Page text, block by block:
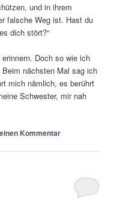
und in ihrem
falsche Weg ist. Hast du
dich stört?“
Doch so wie ich
nächsten Mal sag ich
mich nämlich, es berührt
Schwester, mir nah
Kommentar